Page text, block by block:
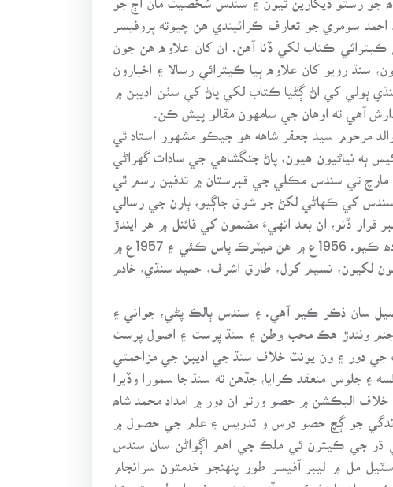
سومري جو تعارف ڪرائيندي هن چيوته پروفيسر
ڪتاب لکي ڏنا آهن. ان کان علاوه هن جون
رويو کان علاوه ٻيا ڪيترائي رسالا ۽ اخبارون
ٻولي کي اڻ ڳڻيا ڪتاب لکي پاڻ کي سٺن اديبن ۾
آهي ته اوهان جي سامهون مقالو پيش ڪن.
مرحوم سيد جعفر شاهه هو جيڪو مشهور استاد ٿي
ٻه نياڻيون هيون، پاڻ جنگشاهي جي سادات گهراڻي
مان شادي ڪيائين، ناصر مورائي جو پهرئين اپريل 1937ع ڌاري جنم ٿيو ۽ 29 مارچ 2001ع تي وفات ٿي، 30 مارچ تي سندس مڪلي جي قبرستان ۾ تدفين رسم ٿي
کي ڪهاڻي لکڻ جو شوق جاڳيو، ٻارن جي رسالي
ڏنو، ان بعد انهيءَ مضمون کي فائنل ۾ هر ايندڙ
لکيون، نسيم کرل، طارق اشرف، حميد سنڌي، خادم
سان ذڪر ڪيو آهي. ۽ سندس ٻالڪ پڻي، جواني ۽
جنم وٺندڙ هڪ محب وطن ۽ سنڌ پرست ۽ اصول پرست
جي دور ۽ ون يونٽ خلاف سنڌ جي اديبن جي مزاحمتي
۽ جلوس منعقد ڪرايا، جڏهن ته سنڌ جا سمورا وڏيرا
خلاف اليڪشن ۾ حصو ورتو ان دور ۾ امداد محمد شاھ
زندگي جو ڳچ حصو درس و تدريس ۽ علم جي حصول ۾
ڌر جي ڪيترن ئي ملڪ جي اهم اڳواڻن سان سندس
مل ۾ ليبر آفيسر طور پنهنجو خدمتون سرانجام
مان فارغ ڪري ڇڏيو، پنهنجي خوددار طبعيت هئڻ